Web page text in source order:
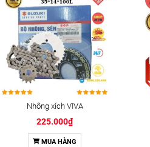
Nhông xích VIVA
225.000₫
MUA HÀNG